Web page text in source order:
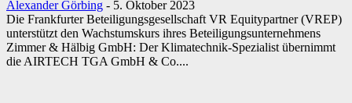
Alexander Görbing - 5. Oktober 2023
Die Frankfurter Beteiligungsgesellschaft VR Equitypartner (VREP)
unterstützt den Wachstumskurs ihres Beteiligungsunternehmens
Zimmer & Hälbig GmbH: Der Klimatechnik-Spezialist übernimmt
die AIRTECH TGA GmbH & Co....